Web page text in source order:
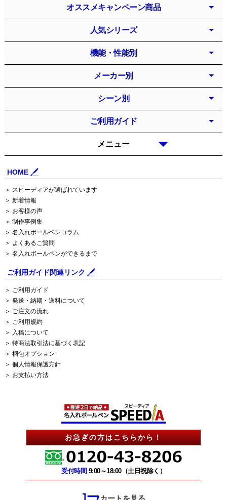
お急ぎの方はこちらから！
受付時間 9:00～18:00（土日祝除く）
カートを見る
HOME
＞ スピーディアが選ばれています
＞ 新着情報
＞ お客様の声
＞ 制作事例集
＞ 名入れボールペンコラム
＞ よくあるご質問
＞ 名入れボールペンができるまで
ご利用ガイド関連リンク
＞ ご利用ガイド
＞ 発送・納期・送料について
＞ ご注文の流れ
＞ ご利用規約
＞ 入稿について
＞ 特商法取引法に基づく表記
＞ 梱包オプション
＞ 個人情報保護方針
＞ お支払い方法
メニュー
オススメキャンペーン商品
人気シリーズ
機能・性能別
メーカー別
シーン別
ご利用ガイド